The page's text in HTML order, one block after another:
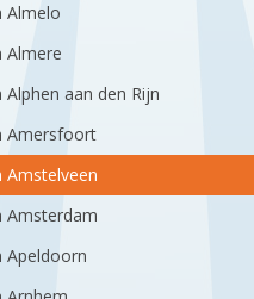
Almelo
Almere
Alphen aan den Rijn
Amersfoort
Amstelveen
Amsterdam
Apeldoorn